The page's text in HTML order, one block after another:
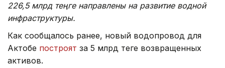
226,5 млрд теңге направлены на развитие водной
инфраструктуры.
Как сообщалось ранее, новый водопровод для
Актобе построят за 5 млрд теңге возвращенных
активов.